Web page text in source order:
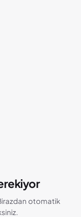
otomatik